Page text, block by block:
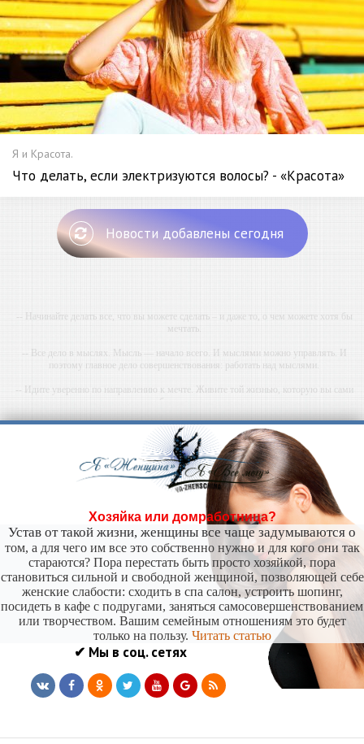
Я и Красота.
Что делать, если электризуются волосы? - «Красота»
Новости добавлены сегодня
-- Начинайте делать все, что вы можете сделать – и даже то, о чем можете хотя бы
мечтать.
-- Все дело в мыслях. Мысль — начало всего. И мыслями можно управлять. И
поэтому главное дело совершенствования: работать над мыслями.
-- Идите уверенно по направлению к мечте. Живите той жизнью, которую вы сами
-- Самое большое богатство — это ум. Самая большая нищета — глупость. Из всех
страхов самый пугающий — самолюбование.
-- Лучшее, что можно сделать с хорошим советом, это пропустить его мимо ушей. Он
никогда не бывает полезен никому, кроме того, кто его дал.
-- Люблю давать советы и очень не люблю, когда их дают мне.
Хозяйка или домработница?
Устав от такой жизни, женщины все чаще задумываются о
том, а для чего им все это собственно нужно и для кого они так
стараются? Пора перестать быть просто хозяйкой, пора
становиться сильной и свободной женщиной, позволяющей себе
женские слабости: сходить в спа салон, устроить шопинг,
посидеть в кафе с подругами, заняться самосовершенствованием
или творчеством. Вашим семейным отношениям это будет
только на пользу. Читать статью
✔ Мы в соц. сетях